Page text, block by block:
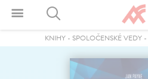
KNIHY- SPOLOČENSKÉ VEDY-